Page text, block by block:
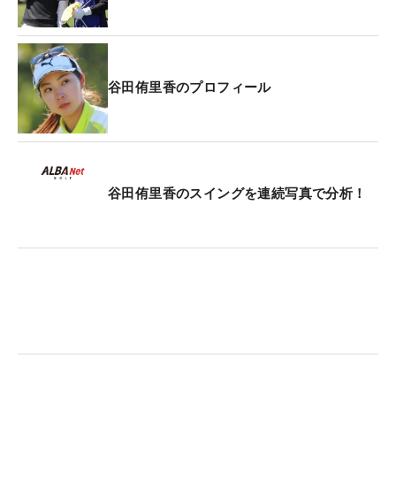
谷田侑里香のプロフィール
谷田侑里香のスイングを連続写真で分析！